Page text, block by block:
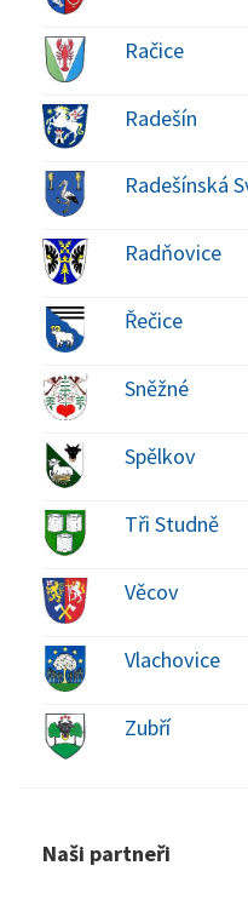
Račice
Radešín
Radešínská
Radňovice
Řečice
Sněžné
Spělkov
Tři Studně
Věcov
Vlachovice
Zubří
Naši partneři